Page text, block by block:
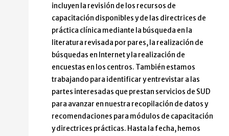
incluyen la revisión de los recursos de
capacitación disponibles y de las directrices de
práctica clínica mediante la búsqueda en la
literatura revisada por pares, la realización de
búsquedas en Internet y la realización de
encuestas en los centros. También estamos
trabajando para identificar y entrevistar a las
partes interesadas que prestan servicios de SUD
para avanzar en nuestra recopilación de datos y
recomendaciones para módulos de capacitación
y directrices prácticas. Hasta la fecha, hemos